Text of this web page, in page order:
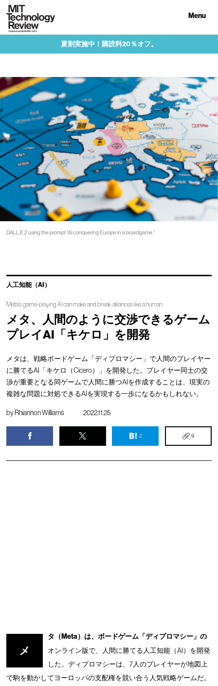
Menu
夏割実施中！購読料20％オフ。
DALL.E 2 using the prompt “AI conquering Europe in a boardgame.”
人工知能（AI）
Meta’s game-playing AI can make and break alliances like a human
メタ、人間のように交渉できるゲーム
プレイAI「キケロ」を開発
メタは、戦略ボードゲーム「ディプロマシー」で人間のプレイヤー
に勝てるAI「キケロ（Cicero）」を開発した。プレイヤー同士の交
渉が重要となる同ゲームで人間に勝つAIを作成することは、現実の
複雑な問題に対処できるAIを実現する一歩になるかもしれない。
byRhiannon Williams 2022.11.25
2 9
メ
タ（Meta）は、ボードゲーム「ディプロマシー」の
オンライン版で、人間に勝てる人工知能（AI）を開発
した。ディプロマシーは、7人のプレイヤーが地図上
で駒を動かしてヨーロッパの支配権を競い合う人気戦略ゲームだ。